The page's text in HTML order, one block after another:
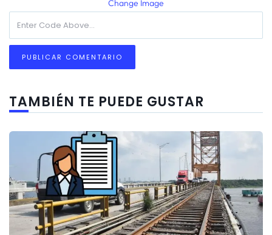
Change Image
TAMBIÉN TE PUEDE GUSTAR